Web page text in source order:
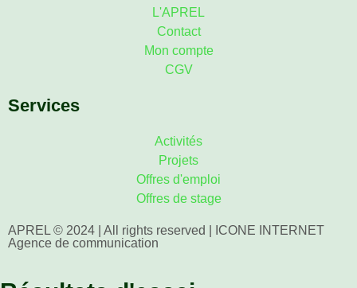
L'APREL
Contact
Mon compte
CGV
Services
Activités
Projets
Offres d'emploi
Offres de stage
APREL © 2024 | All rights reserved | ICONE INTERNET
Agence de communication